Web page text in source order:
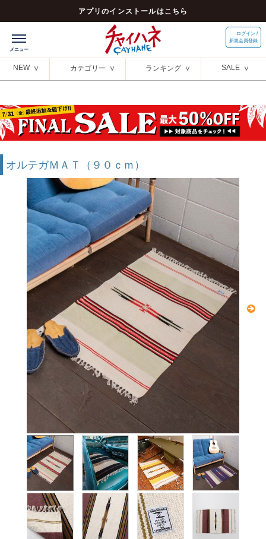
アプリのインストールはこちら
ログイン /
新規会員登録
NEW カテゴリー ランキング SALE
オルテガＭＡＴ（９０ｃｍ）